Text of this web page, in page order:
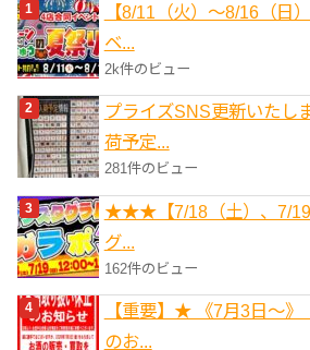
ー
【8/11（火）～8/16（日）
ベ...
2k件のビュー
プライズSNS更新いたし
荷予定...
281件のビュー
★★★【7/18（土）、7/19
グ...
162件のビュー
【重要】★ 《7月3日～》
のお...